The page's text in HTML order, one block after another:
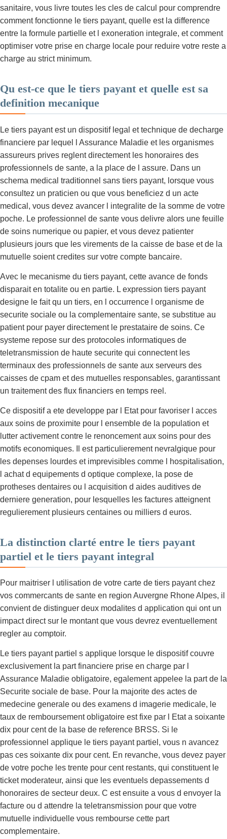
sanitaire, vous livre toutes les cles de calcul pour comprendre
comment fonctionne le tiers payant, quelle est la difference
entre la formule partielle et l exoneration integrale, et comment
optimiser votre prise en charge locale pour reduire votre reste a
charge au strict minimum.
Qu est-ce que le tiers payant et quelle est sa
definition mecanique
Le tiers payant est un dispositif legal et technique de decharge
financiere par lequel l Assurance Maladie et les organismes
assureurs prives reglent directement les honoraires des
professionnels de sante, a la place de l assure. Dans un
schema medical traditionnel sans tiers payant, lorsque vous
consultez un praticien ou que vous beneficiez d un acte
medical, vous devez avancer l integralite de la somme de votre
poche. Le professionnel de sante vous delivre alors une feuille
de soins numerique ou papier, et vous devez patienter
plusieurs jours que les virements de la caisse de base et de la
mutuelle soient credites sur votre compte bancaire.
Avec le mecanisme du tiers payant, cette avance de fonds
disparait en totalite ou en partie. L expression tiers payant
designe le fait qu un tiers, en l occurrence l organisme de
securite sociale ou la complementaire sante, se substitue au
patient pour payer directement le prestataire de soins. Ce
systeme repose sur des protocoles informatiques de
teletransmission de haute securite qui connectent les
terminaux des professionnels de sante aux serveurs des
caisses de cpam et des mutuelles responsables, garantissant
un traitement des flux financiers en temps reel.
Ce dispositif a ete developpe par l Etat pour favoriser l acces
aux soins de proximite pour l ensemble de la population et
lutter activement contre le renoncement aux soins pour des
motifs economiques. Il est particulierement nevralgique pour
les depenses lourdes et imprevisibles comme l hospitalisation,
l achat d equipements d optique complexe, la pose de
protheses dentaires ou l acquisition d aides auditives de
derniere generation, pour lesquelles les factures atteignent
regulierement plusieurs centaines ou milliers d euros.
La distinction clarté entre le tiers payant
partiel et le tiers payant integral
Pour maitriser l utilisation de votre carte de tiers payant chez
vos commercants de sante en region Auvergne Rhone Alpes, il
convient de distinguer deux modalites d application qui ont un
impact direct sur le montant que vous devrez eventuellement
regler au comptoir.
Le tiers payant partiel s applique lorsque le dispositif couvre
exclusivement la part financiere prise en charge par l
Assurance Maladie obligatoire, egalement appelee la part de la
Securite sociale de base. Pour la majorite des actes de
medecine generale ou des examens d imagerie medicale, le
taux de remboursement obligatoire est fixe par l Etat a soixante
dix pour cent de la base de reference BRSS. Si le
professionnel applique le tiers payant partiel, vous n avancez
pas ces soixante dix pour cent. En revanche, vous devez payer
de votre poche les trente pour cent restants, qui constituent le
ticket moderateur, ainsi que les eventuels depassements d
honoraires de secteur deux. C est ensuite a vous d envoyer la
facture ou d attendre la teletransmission pour que votre
mutuelle individuelle vous rembourse cette part
complementaire.